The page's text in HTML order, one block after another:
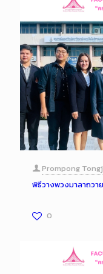
Prompong
พิธีวางพวงมาลาถวา
0